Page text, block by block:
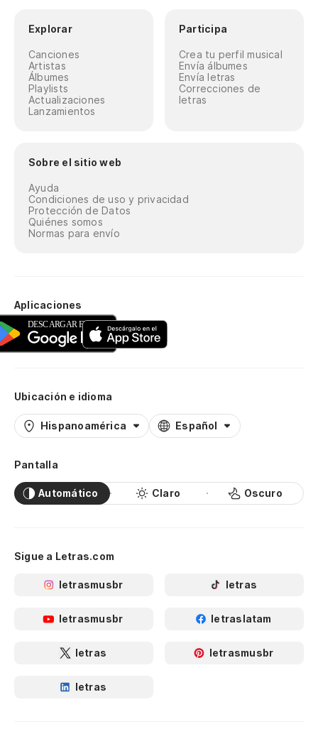
Explorar
Canciones
Artistas
Álbumes
Playlists
Actualizaciones
Lanzamientos
Participa
Crea tu perfil musical
Envía álbumes
Envía letras
Correcciones de
letras
Sobre el sitio web
Ayuda
Condiciones de uso y privacidad
Protección de Datos
Quiénes somos
Normas para envío
Aplicaciones
Ubicación e idioma
Hispanoamérica Español
Pantalla
Automático Claro Oscuro
Sigue a Letras.com
letrasmusbr letras
letrasmusbr letraslatam
letras letrasmusbr
letras